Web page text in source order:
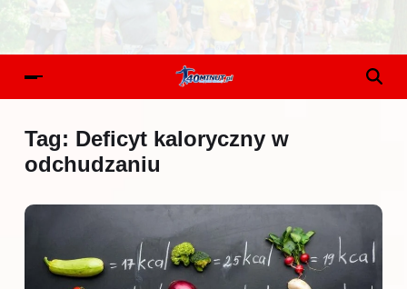
Tag: Deficyt kaloryczny w
odchudzaniu